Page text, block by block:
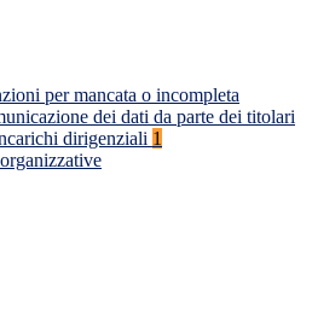
per mancata o incompleta
dei dati da parte dei titolari
dirigenziali 1